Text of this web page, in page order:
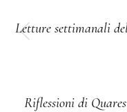
tra
post
Letture settimanali
Riflessioni di